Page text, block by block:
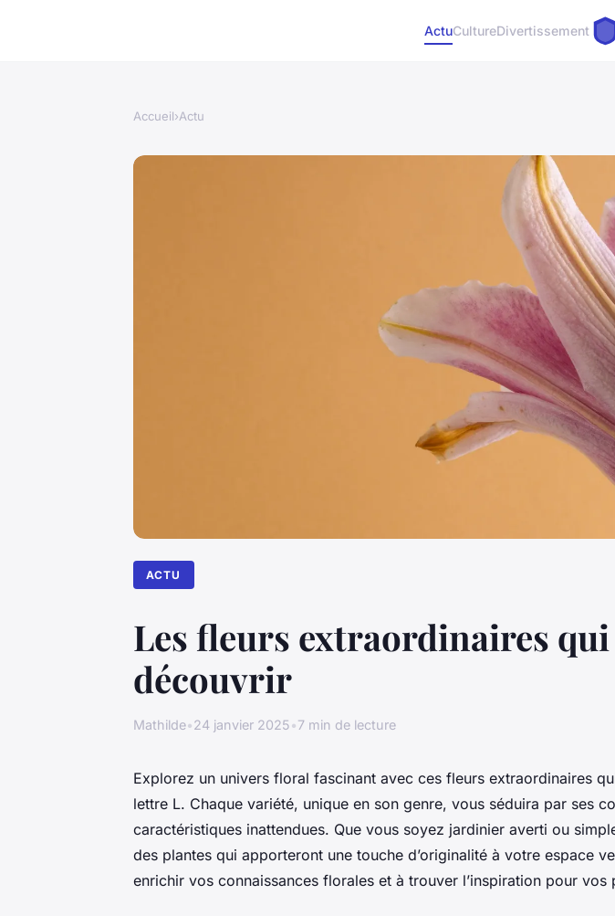
ActuCultureDivertissement
Accueil›Actu
ACTU
Les fleurs extraordinaires
découvrir
Mathilde•24 janvier 2025•7 min de lecture
Explorez un univers floral fascinant avec ces fleurs extraordinaires
lettre L. Chaque variété, unique en son genre, vous séduira par ses
caractéristiques inattendues. Que vous soyez jardinier averti ou
des plantes qui apporteront une touche d’originalité à votre espace
enrichir vos connaissances florales et à trouver l’inspiration pour vos